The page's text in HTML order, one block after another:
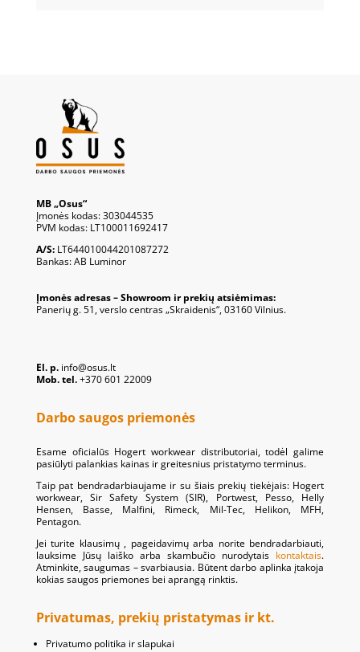
MB „Osus“
Įmonės kodas: 303044535
PVM kodas: LT100011692417
A/S:LT644010044201087272
Bankas: AB Luminor
Įmonės adresas – Showroom ir prekių atsiėmimas:
Panerių g. 51, verslo centras „Skraidenis“, 03160 Vilnius.
El. p.info@osus.lt
Mob. tel.+370 601 22009
Darbo saugos priemonės
Esame oficialūs Hogert workwear distributoriai, todėl galime
pasiūlyti palankias kainas ir greitesnius pristatymo terminus.
Taip pat bendradarbiaujame ir su šiais prekių tiekėjais: Hogert
workwear, Sir Safety System (SIR), Portwest, Pesso, Helly
Hensen, Basse, Malfini, Rimeck, Mil-Tec, Helikon, MFH,
Pentagon.
Jei turite klausimų , pageidavimų arba norite bendradarbiauti,
lauksime Jūsų laiško arba skambučio nurodytais kontaktais.
Atminkite, saugumas – svarbiausia. Būtent darbo aplinka įtakoja
kokias saugos priemones bei aprangą rinktis.
Privatumas, prekių pristatymas ir kt.
Privatumo politika ir slapukai